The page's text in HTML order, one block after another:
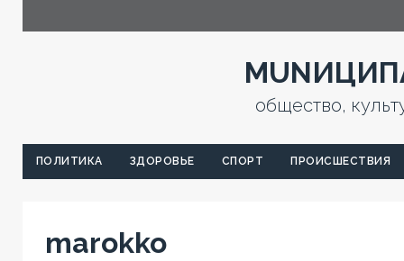
общество,
ПОЛИТИКА ЗДОРОВЬЕ СПОРТ ПРОИСШЕСТВИЯ
marokko